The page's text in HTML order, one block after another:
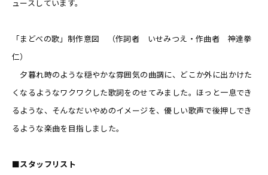
ュースしています。
「まどべの歌」制作意図 （作詞者 いせみつえ・作曲者 神達拳
仁）
夕暮れ時のような穏やかな雰囲気の曲調に、どこか外に出かけた
くなるようなワクワクした歌詞をのせてみました。ほっと一息でき
るような、そんなだいやめのイメージを、優しい歌声で後押しでき
るような楽曲を目指しました。
■スタッフリスト